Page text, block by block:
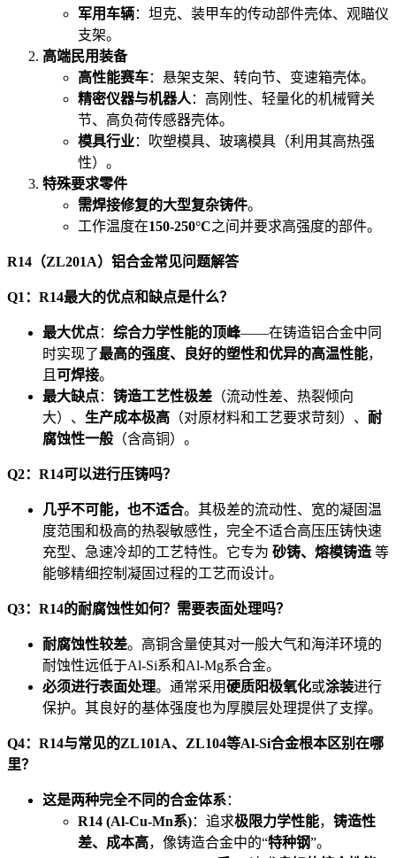
军用车辆：坦克、装甲车的传动部件壳体、观瞄仪
支架。
高端民用装备
高性能赛车：悬架支架、转向节、变速箱壳体。
精密仪器与机器人 ：高刚性、轻量化的机械臂关
节、高负荷传感器壳体。
模具行业：吹塑模具、玻璃模具（利用其高热强
性）。
特殊要求零件
需焊接修复的大型复杂铸件。
工作温度在150-250°C之间并要求高强度的部件。
R14（ZL201A）铝合金常见问题解答
Q1：R14最大的优点和缺点是什么？
最大优点： 综合力学性能的顶峰——在铸造铝合金中同
时实现了最高的强度、良好的塑性和优异的高温性能，
且 可焊接。
最大缺点： 铸造工艺性极差 （流动性差、热裂倾向
大）、 生产成本极高 （对原材料和工艺要求苛刻）、 耐
腐蚀性一般 （含高铜）。
Q2：R14可以进行压铸吗？
几乎不可能，也不适合。其极差的流动性、宽的凝固温
度范围和极高的热裂敏感性，完全不适合高压压铸快速
充型、急速冷却的工艺特性。它专为 砂铸、熔模铸造 等
能够精细控制凝固过程的工艺而设计。
Q3：R14的耐腐蚀性如何？需要表面处理吗？
耐腐蚀性较差。高铜含量使其对一般大气和海洋环境的
耐蚀性远低于Al-Si系和Al-Mg系合金。
必须进行表面处理。通常采用硬质阳极氧化或涂装进行
保护。其良好的基体强度也为厚膜层处理提供了支撑。
Q4：R14与常见的ZL101A、ZL104等Al-Si合金根本区别在哪
里？
这是两种完全不同的合金体系：
R14 (Al-Cu-Mn系)：追求极限力学性能， 铸造性
差、成本高，像铸造合金中的“特种钢”。